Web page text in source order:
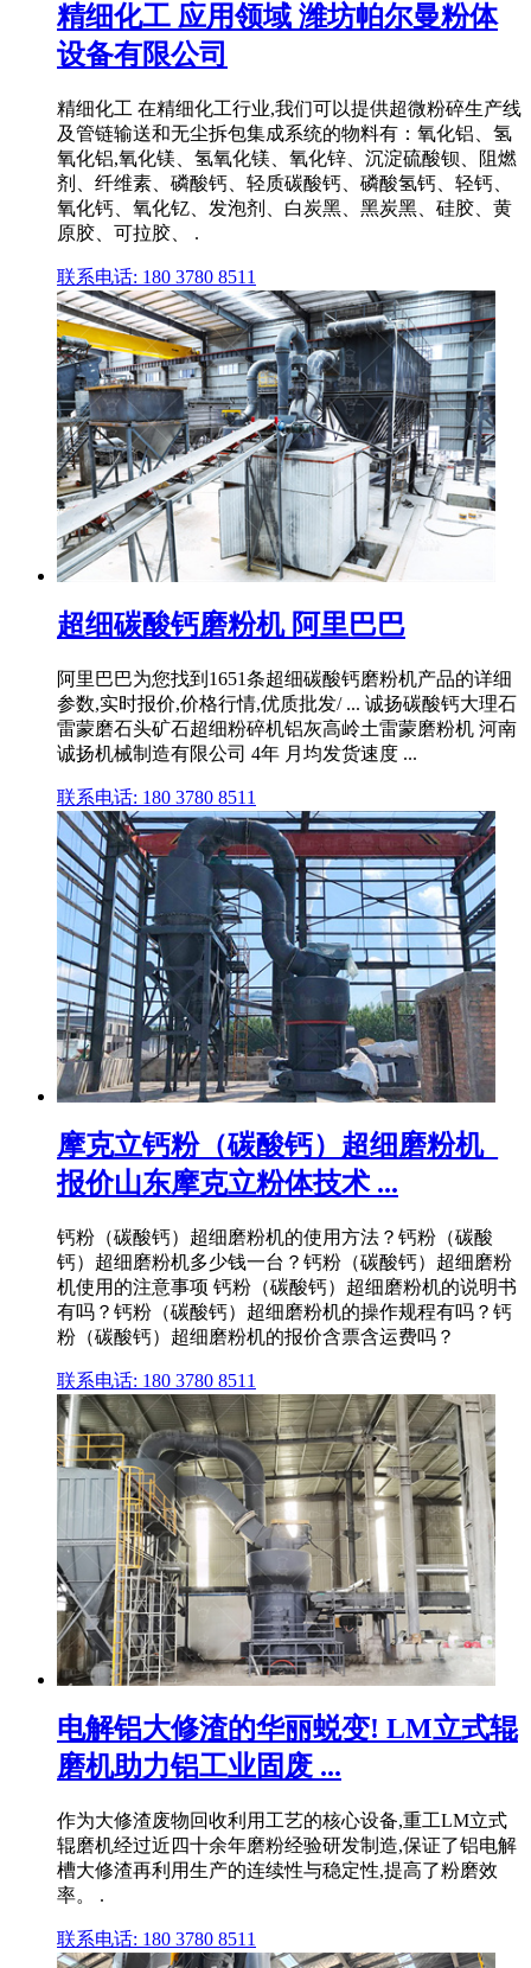
精细化工 应用领域 潍坊帕尔曼粉体
设备有限公司
精细化工 在精细化工行业,我们可以提供超微粉碎生产线
及管链输送和无尘拆包集成系统的物料有：氧化铝、氢
氧化铝,氧化镁、氢氧化镁、氧化锌、沉淀硫酸钡、阻燃
剂、纤维素、磷酸钙、轻质碳酸钙、磷酸氢钙、轻钙、
氧化钙、氧化钇、发泡剂、白炭黑、黑炭黑、硅胶、黄
原胶、可拉胶、 .
联系电话: 180 3780 8511
超细碳酸钙磨粉机 阿里巴巴
阿里巴巴为您找到1651条超细碳酸钙磨粉机产品的详细
参数,实时报价,价格行情,优质批发/ ... 诚扬碳酸钙大理石
雷蒙磨石头矿石超细粉碎机铝灰高岭土雷蒙磨粉机 河南
诚扬机械制造有限公司 4年 月均发货速度 ...
联系电话: 180 3780 8511
摩克立钙粉（碳酸钙）超细磨粉机_
报价山东摩克立粉体技术 ...
钙粉（碳酸钙）超细磨粉机的使用方法？钙粉（碳酸
钙）超细磨粉机多少钱一台？钙粉（碳酸钙）超细磨粉
机使用的注意事项 钙粉（碳酸钙）超细磨粉机的说明书
有吗？钙粉（碳酸钙）超细磨粉机的操作规程有吗？钙
粉（碳酸钙）超细磨粉机的报价含票含运费吗？
联系电话: 180 3780 8511
电解铝大修渣的华丽蜕变! LM立式辊
磨机助力铝工业固废 ...
作为大修渣废物回收利用工艺的核心设备,重工LM立式
辊磨机经过近四十余年磨粉经验研发制造,保证了铝电解
槽大修渣再利用生产的连续性与稳定性,提高了粉磨效
率。 .
联系电话: 180 3780 8511